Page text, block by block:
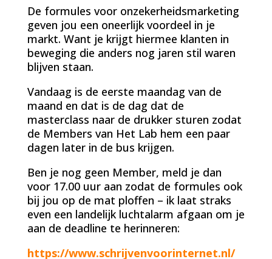
De formules voor onzekerheidsmarketing
geven jou een oneerlijk voordeel in je
markt. Want je krijgt hiermee klanten in
beweging die anders nog jaren stil waren
blijven staan.
Vandaag is de eerste maandag van de
maand en dat is de dag dat de
masterclass naar de drukker sturen zodat
de Members van Het Lab hem een paar
dagen later in de bus krijgen.
Ben je nog geen Member, meld je dan
voor 17.00 uur aan zodat de formules ook
bij jou op de mat ploffen – ik laat straks
even een landelijk luchtalarm afgaan om je
aan de deadline te herinneren:
https://www.schrijvenvoorinternet.nl/